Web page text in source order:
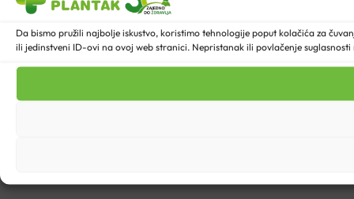
Da bismo pružili najbolje iskustvo, koristimo tehnologije poput kolačića za
ili jedinstveni ID-ovi na ovoj web stranici. Nepristanak ili povlačenje